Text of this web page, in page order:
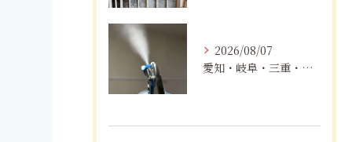
2026/08/07
愛知・岐阜・三重・静岡でカビアレルギーにお悩みの方へ｜MIST工法®による安全なカビ対策と健康な住まいづくり